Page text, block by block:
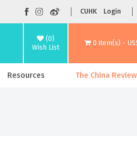
CUHK Login
(0)
Wish List
0 item(s) -
Resources The China Review